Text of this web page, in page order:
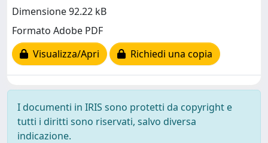
Dimensione 92.22 kB
Formato Adobe PDF
Visualizza/Apri
Richiedi una copia
I documenti in IRIS sono protetti da copyright e
tutti i diritti sono riservati, salvo diversa
indicazione.